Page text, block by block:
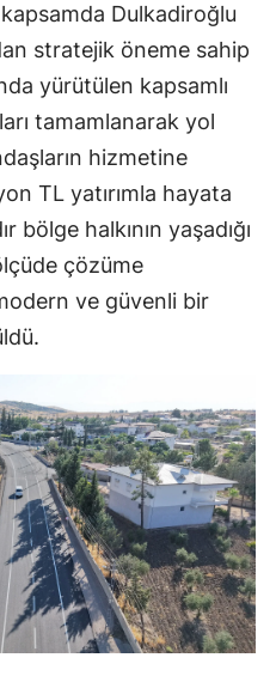
Dulkadiroğlu
stratejik öneme sahip
yürütülen kapsamlı
tamamlanarak yol
hizmetine
TL yatırımla hayata
bölge halkının yaşadığı
çözüme
ve güvenli bir